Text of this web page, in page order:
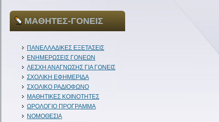
ΜΑΘΗΤΕΣ-ΓΟΝΕΙΣ
ΠΑΝΕΛΛΑΔΙΚΕΣ ΕΞΕΤΑΣΕΙΣ
ΕΝΗΜΕΡΩΣΕΙΣ ΓΟΝΕΩΝ
ΛΕΣΧΗ ΑΝΑΓΝΩΣΗΣ ΓΙΑ ΓΟΝΕΙΣ
ΣΧΟΛΙΚΗ ΕΦΗΜΕΡΙΔΑ
ΣΧΟΛΙΚΟ ΡΑΔΙΟΦΩΝΟ
ΜΑΘΗΤΙΚΕΣ ΚΟΙΝΟΤΗΤΕΣ
ΩΡΟΛΟΓΙΟ ΠΡΟΓΡΑΜΜΑ
ΝΟΜΟΘΕΣΙΑ